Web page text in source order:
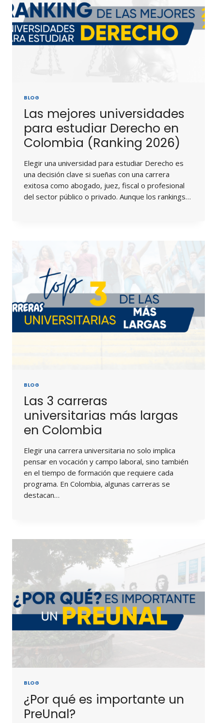
BLOG
Las mejores universidades
para estudiar Derecho en
Colombia (Ranking 2026)
Elegir una universidad para estudiar Derecho es
una decisión clave si sueñas con una carrera
exitosa como abogado, juez, fiscal o profesional
del sector público o privado. Aunque los rankings…
BLOG
Las 3 carreras
universitarias más largas
en Colombia
Elegir una carrera universitaria no solo implica
pensar en vocación y campo laboral, sino también
en el tiempo de formación que requiere cada
programa. En Colombia, algunas carreras se
destacan…
BLOG
¿Por qué es importante un
PreUnal?